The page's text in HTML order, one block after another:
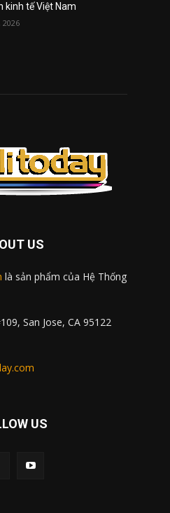
kinh tế Việt Nam
2026
US
là sản phẩm của Hệ Thống
San Jose, CA 95122
US